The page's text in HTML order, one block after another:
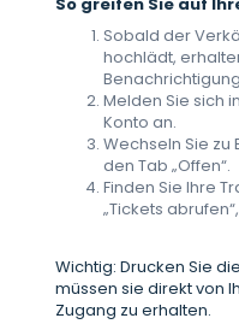
Sobald der
hochlädt,
Melden Sie sich
Konto an.
Wechseln Sie zu
den Tab „Offen“.
Finden Sie Ihre
„Tickets
Wichtig: Drucken Sie
müssen sie direkt von
Zugang zu erhalten.